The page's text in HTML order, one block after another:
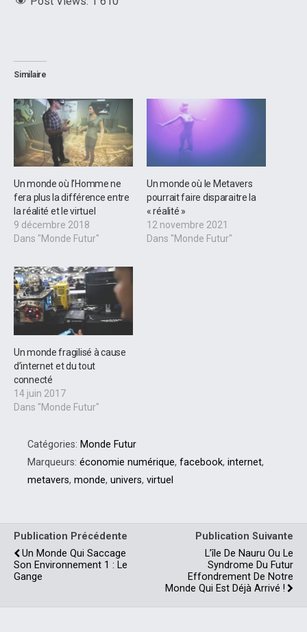
Similaire
Un monde où l’Homme ne
fera plus la différence entre
la réalité et le virtuel
9 décembre 2018
Dans "Monde Futur"
Un monde où le Metavers
pourrait faire disparaitre la
« réalité »
12 novembre 2021
Dans "Monde Futur"
Un monde fragilisé à cause
d’internet et du tout
connecté
14 juin 2017
Dans "Monde Futur"
Catégories: Monde Futur
Marqueurs: économie numérique, facebook, internet,
metavers, monde, univers, virtuel
Publication Précédente
Un Monde Qui Saccage
Son Environnement 1 : Le
Gange
Publication Suivante
L’île De Nauru Ou Le
Syndrome Du Futur
Effondrement De Notre
Monde Qui Est Déjà Arrivé !